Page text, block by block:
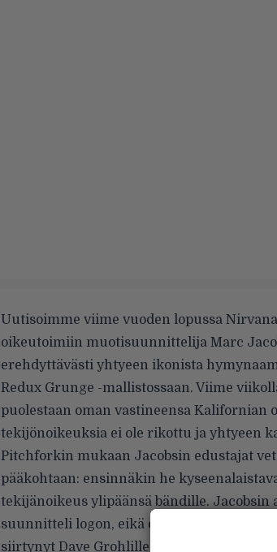
Uutisoimme viime vuoden lopussa
oikeutoimiin muotisuunnittelija Marc
erehdyttävästi yhtyeen ikonista
Redux Grunge -mallistossaan. Viime
puolestaan oman vastineensa Kalifornian
tekijönoikeuksia ei ole rikottu ja yhtyeen
Pitchforkin mukaan Jacobsin edustajat
pääkohtaan: ensinnäkin he
tekijänoikeus ylipäänsä bändille.
suunnitteli logon, eikä ole selvää, missä
siirtynyt Dave Grohlille ja Krist